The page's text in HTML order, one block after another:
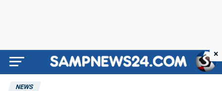
NEWS
×